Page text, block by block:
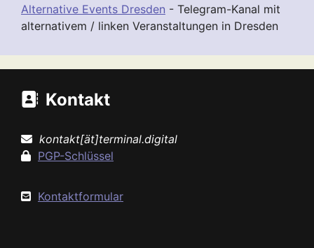
Alternative Events Dresden - Telegram-Kanal mit
alternativem / linken Veranstaltungen in Dresden
Kontakt
kontakt[ät]terminal.digital
PGP-Schlüssel
Kontaktformular